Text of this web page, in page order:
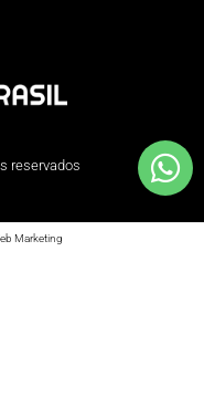
reservados
Marketing